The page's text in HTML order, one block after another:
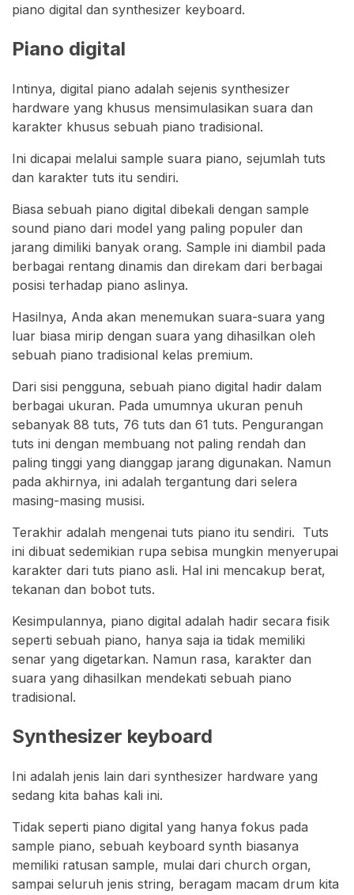
piano digital dan synthesizer keyboard.
Piano digital
Intinya, digital piano adalah sejenis synthesizer
hardware yang khusus mensimulasikan suara dan
karakter khusus sebuah piano tradisional.
Ini dicapai melalui sample suara piano, sejumlah tuts
dan karakter tuts itu sendiri.
Biasa sebuah piano digital dibekali dengan sample
sound piano dari model yang paling populer dan
jarang dimiliki banyak orang. Sample ini diambil pada
berbagai rentang dinamis dan direkam dari berbagai
posisi terhadap piano aslinya.
Hasilnya, Anda akan menemukan suara-suara yang
luar biasa mirip dengan suara yang dihasilkan oleh
sebuah piano tradisional kelas premium.
Dari sisi pengguna, sebuah piano digital hadir dalam
berbagai ukuran. Pada umumnya ukuran penuh
sebanyak 88 tuts, 76 tuts dan 61 tuts. Pengurangan
tuts ini dengan membuang not paling rendah dan
paling tinggi yang dianggap jarang digunakan. Namun
pada akhirnya, ini adalah tergantung dari selera
masing-masing musisi.
Terakhir adalah mengenai tuts piano itu sendiri. Tuts
ini dibuat sedemikian rupa sebisa mungkin menyerupai
karakter dari tuts piano asli. Hal ini mencakup berat,
tekanan dan bobot tuts.
Kesimpulannya, piano digital adalah hadir secara fisik
seperti sebuah piano, hanya saja ia tidak memiliki
senar yang digetarkan. Namun rasa, karakter dan
suara yang dihasilkan mendekati sebuah piano
tradisional.
Synthesizer keyboard
Ini adalah jenis lain dari synthesizer hardware yang
sedang kita bahas kali ini.
Tidak seperti piano digital yang hanya fokus pada
sample piano, sebuah keyboard synth biasanya
memiliki ratusan sample, mulai dari church organ,
sampai seluruh jenis string, beragam macam drum kita